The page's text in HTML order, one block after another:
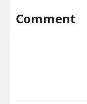
Comment